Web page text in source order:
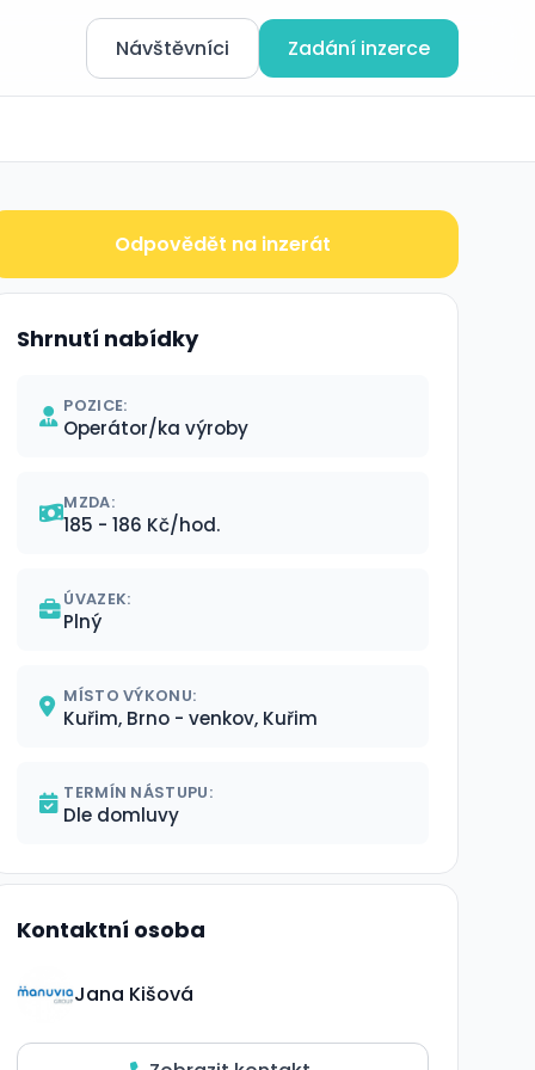
Návštěvníci Zadání inzerce
Odpovědět na inzerát
Shrnutí nabídky
POZICE:
Operátor/ka výroby
MZDA:
185 - 186 Kč/hod.
ÚVAZEK:
Plný
MÍSTO VÝKONU:
Kuřim, Brno - venkov, Kuřim
TERMÍN NÁSTUPU:
Dle domluvy
Kontaktní osoba
Jana Kišová